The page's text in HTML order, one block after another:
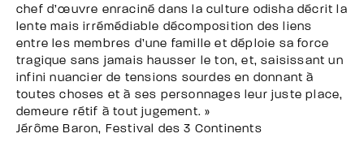
chef d’œuvre enraciné dans la culture odisha décrit la
lente mais irrémédiable décomposition des liens
entre les membres d’une famille et déploie sa force
tragique sans jamais hausser le ton, et, saisissant un
infini nuancier de tensions sourdes en donnant à
toutes choses et à ses personnages leur juste place,
demeure rétif à tout jugement. »
Jérôme Baron, Festival des 3 Continents